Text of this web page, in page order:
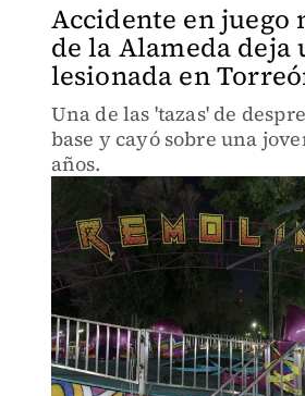
Accidente en juego
de la Alameda deja
lesionada en
Una de las 'tazas' de
base y cayó sobre una
años.